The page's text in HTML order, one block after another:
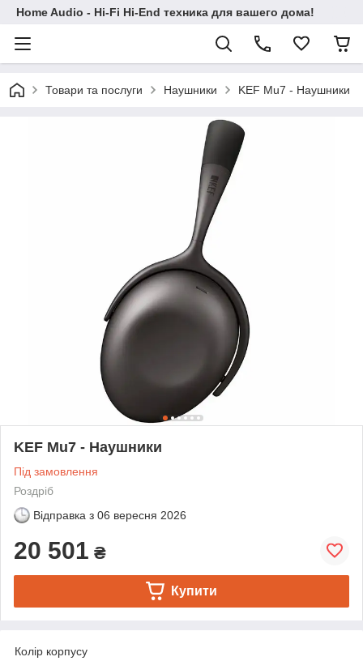
Home Audio - Hi-Fi Hi-End техника для вашего дома!
Товари та послуги Наушники KEF Mu7 - Наушники
KEF Mu7 - Наушники
Під замовлення
Роздріб
Відправка з 06 вересня 2026
20 501 ₴
Купити
Колір корпусу